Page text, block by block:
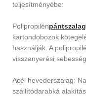
teljesítményébe:
Polipropilénpántszalag
kartondobozok
használják. A
visszanyerési
Acél hevederszalag:
szállítódarabká